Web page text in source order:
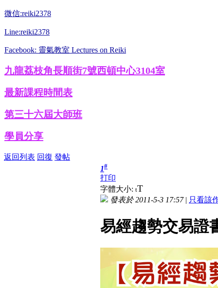
微信:reiki2378
Line:reiki2378
Facebook: 靈氣教室 Lectures on Reiki
九龍荔枝角長順街7號西頓中心3104室
最新課程時間表
第三十六屆大師班
學員分享
返回列表 回復 發帖
1#
打印
字體大小: tT
發表於 2011-5-3 17:57| 只看該
易經趨勢交易證